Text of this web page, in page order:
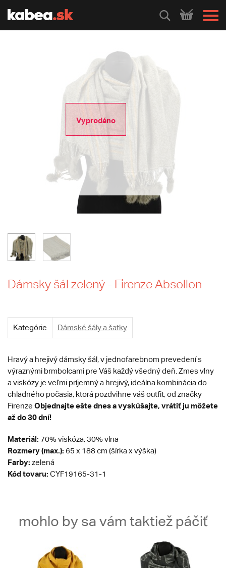
HLEDEJ
Vyprodáno
Dámsky šál zelený - Firenze Absollon
Kategórie Dámské šály a šatky
Hravý a hrejivý dámsky šál, v jednofarebnom prevedení s
výraznými brmbolcami pre Váš každý všedný deň. Zmes vlny
a viskózy je veľmi príjemný a hrejivý, ideálna kombinácia do
chladného počasia, ktorá pozdvihne váš outfit, od značky
Firenze Objednajte ešte dnes a vyskúšajte, vrátiť ju môžete
až do 30 dní!
Materiál: 70% viskóza, 30% vlna
Rozmery (max.): 65 x 188 cm (šírka x výška)
Farby: zelená
Kód tovaru: CYF19165-31-1
mohlo by sa vám taktiež páčiť